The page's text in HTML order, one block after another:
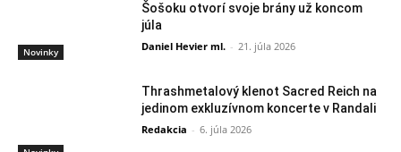
Novinky
Šošoku otvorí svoje brány už koncom
júla
Daniel Hevier ml. - 21. júla 2026
Thrashmetalový klenot Sacred Reich na
jedinom exkluzívnom koncerte v Randali
Redakcia - 6. júla 2026